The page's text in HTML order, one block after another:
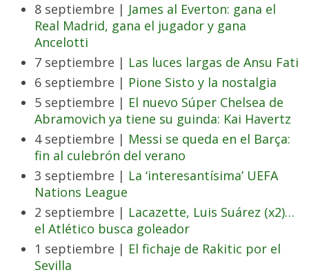
8 septiembre | James al Everton: gana el
Real Madrid, gana el jugador y gana
Ancelotti
7 septiembre | Las luces largas de Ansu Fati
6 septiembre | Pione Sisto y la nostalgia
5 septiembre | El nuevo Súper Chelsea de
Abramovich ya tiene su guinda: Kai Havertz
4 septiembre | Messi se queda en el Barça:
fin al culebrón del verano
3 septiembre | La ‘interesantísima’ UEFA
Nations League
2 septiembre | Lacazette, Luis Suárez (x2)…
el Atlético busca goleador
1 septiembre | El fichaje de Rakitic por el
Sevilla